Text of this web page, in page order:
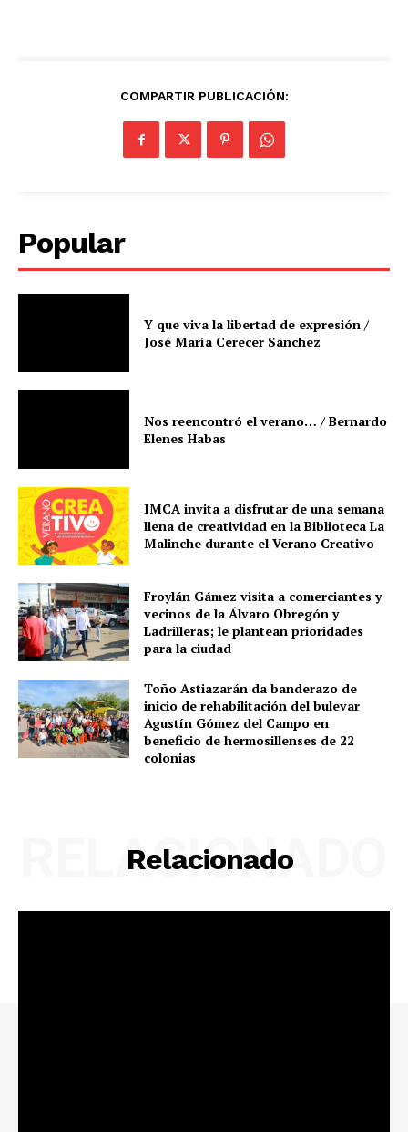
COMPARTIR PUBLICACIÓN:
Popular
Y que viva la libertad de expresión /
José María Cerecer Sánchez
Nos reencontró el verano… / Bernardo
Elenes Habas
IMCA invita a disfrutar de una semana
llena de creatividad en la Biblioteca La
Malinche durante el Verano Creativo
Froylán Gámez visita a comerciantes y
vecinos de la Álvaro Obregón y
Ladrilleras; le plantean prioridades
para la ciudad
Toño Astiazarán da banderazo de
inicio de rehabilitación del bulevar
Agustín Gómez del Campo en
beneficio de hermosillenses de 22
colonias
Relacionado
RELACIONADO